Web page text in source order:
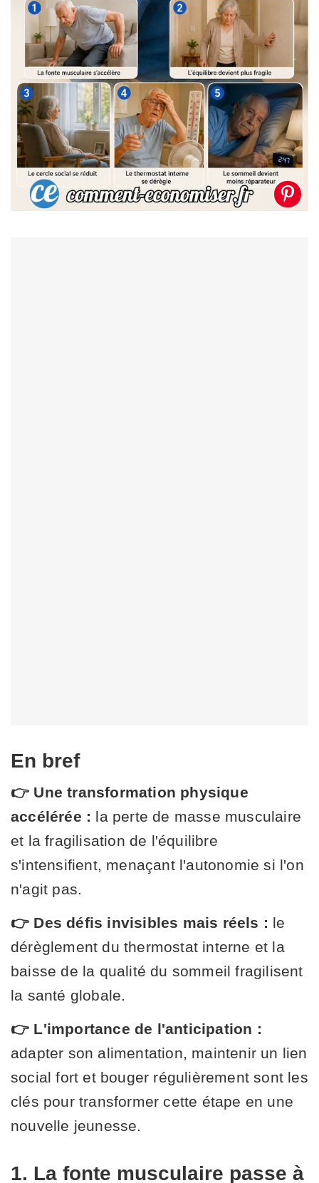
En bref
👉 Une transformation physique
accélérée : la perte de masse musculaire
et la fragilisation de l'équilibre
s'intensifient, menaçant l'autonomie si l'on
n'agit pas.
👉 Des défis invisibles mais réels : le
dérèglement du thermostat interne et la
baisse de la qualité du sommeil fragilisent
la santé globale.
👉 L'importance de l'anticipation :
adapter son alimentation, maintenir un lien
social fort et bouger régulièrement sont les
clés pour transformer cette étape en une
nouvelle jeunesse.
1. La fonte musculaire passe à